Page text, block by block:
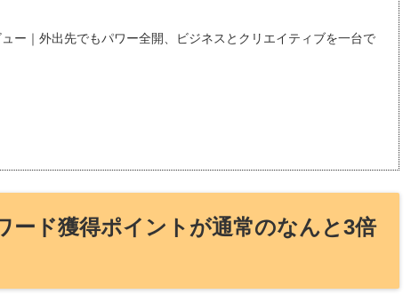
ー｜外出先でもパワー全開、ビジネスとクリエイティブを一台で
ード獲得ポイントが通常のなんと3倍